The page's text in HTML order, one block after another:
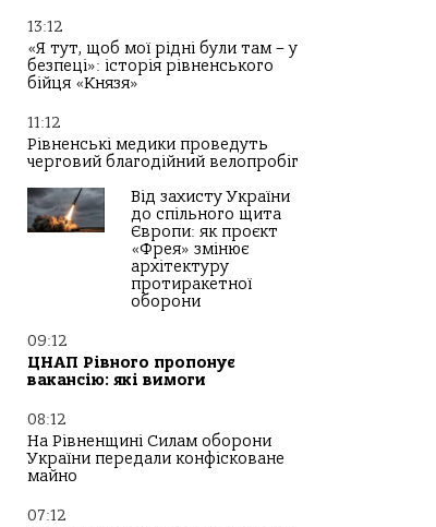
13:12
«Я тут, щоб мої рідні були там – у
безпеці»: історія рівненського
бійця «Князя»
11:12
Рівненські медики проведуть
черговий благодійний велопробіг
Від захисту України
до спільного щита
Європи: як проєкт
«Фрея» змінює
архітектуру
протиракетної
оборони
09:12
ЦНАП Рівного пропонує
вакансію: які вимоги
08:12
На Рівненщині Силам оборони
України передали конфісковане
майно
07:12